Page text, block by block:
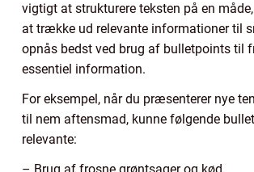
vigtigt at strukturere teksten på en
at trække ud relevante informationer til
opnås bedst ved brug af bulletpoints til
essentiel information.
For eksempel, når du præsenterer nye
til nem aftensmad, kunne følgende
relevante: